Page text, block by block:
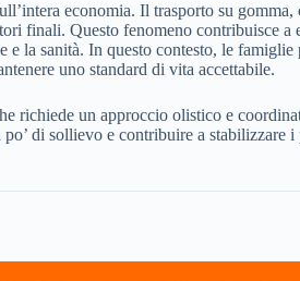
economia. Il trasporto su
finali. Questo fenomeno contribuisce a
la sanità. In questo contesto, le
uno standard di vita accettabile.
richiede un approccio olistico e
di sollievo e contribuire a